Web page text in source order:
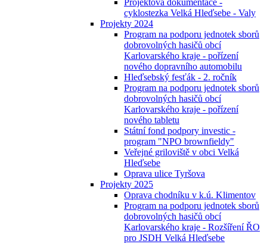
Projektová dokumentace -
cyklostezka Velká Hleďsebe - Valy
Projekty 2024
Program na podporu jednotek sborů
dobrovolných hasičů obcí
Karlovarského kraje - pořízení
nového dopravního automobilu
Hleďsebský fesťák - 2. ročník
Program na podporu jednotek sborů
dobrovolných hasičů obcí
Karlovarského kraje - pořízení
nového tabletu
Státní fond podpory investic -
program "NPO brownfieldy"
Veřejné griloviště v obci Velká
Hleďsebe
Oprava ulice Tyršova
Projekty 2025
Oprava chodníku v k.ú. Klimentov
Program na podporu jednotek sborů
dobrovolných hasičů obcí
Karlovarského kraje - Rozšíření ŘO
pro JSDH Velká Hleďsebe